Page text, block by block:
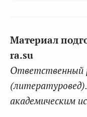
Материал
ra.su
Ответственный
академическим